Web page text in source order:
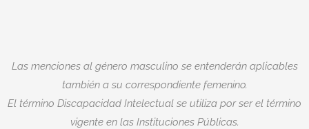
Las menciones al género masculino se entenderán aplicables
también a su correspondiente femenino.
El término Discapacidad Intelectual se utiliza por ser el término
vigente en las Instituciones Públicas.